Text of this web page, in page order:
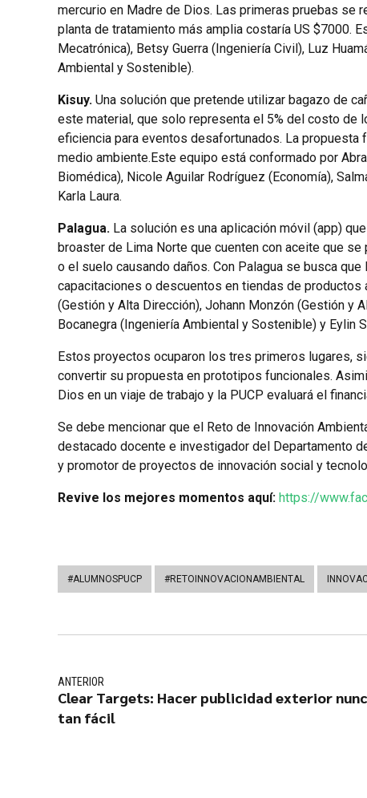
mercurio en Madre de Dios. Las primeras pruebas se
planta de tratamiento más amplia costaría US $7000. E
Mecatrónica), Betsy Guerra (Ingeniería Civil), Luz
Ambiental y Sostenible).
Kisuy. Una solución que pretende utilizar bagazo de
este material, que solo representa el 5% del costo
eficiencia para eventos desafortunados. La
medio ambiente. Este equipo está conformado por
Biomédica), Nicole Aguilar Rodríguez (Economía),
Karla Laura.
Palagua. La solución es una aplicación móvil (app)
broaster de Lima Norte que cuenten con aceite que
o el suelo causando daños. Con Palagua se busca
capacitaciones o descuentos en tiendas de productos
(Gestión y Alta Dirección), Johann Monzón (Gestión y
Bocanegra (Ingeniería Ambiental y Sostenible) y Eylin
Estos proyectos ocuparon los tres primeros lugares,
convertir su propuesta en prototipos funcionales.
Dios en un viaje de trabajo y la PUCP evaluará el
Se debe mencionar que el Reto de Innovación
destacado docente e investigador del Departamento
y promotor de proyectos de innovación social y
Revive los mejores momentos aquí: https://
#ALUMNOSPUCP #RETOINNOVACIONAMBIENTAL
ANTERIOR
Clear Targets: Hacer publicidad exterior
tan fácil